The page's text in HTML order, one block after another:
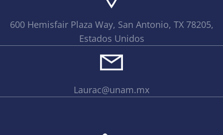
600 Hemisfair Plaza Way, San Antonio, TX 78205,
Estados Unidos
Laurac@unam.mx